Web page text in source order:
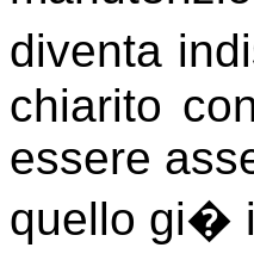
diventa
chiarito
essere
quello gi�